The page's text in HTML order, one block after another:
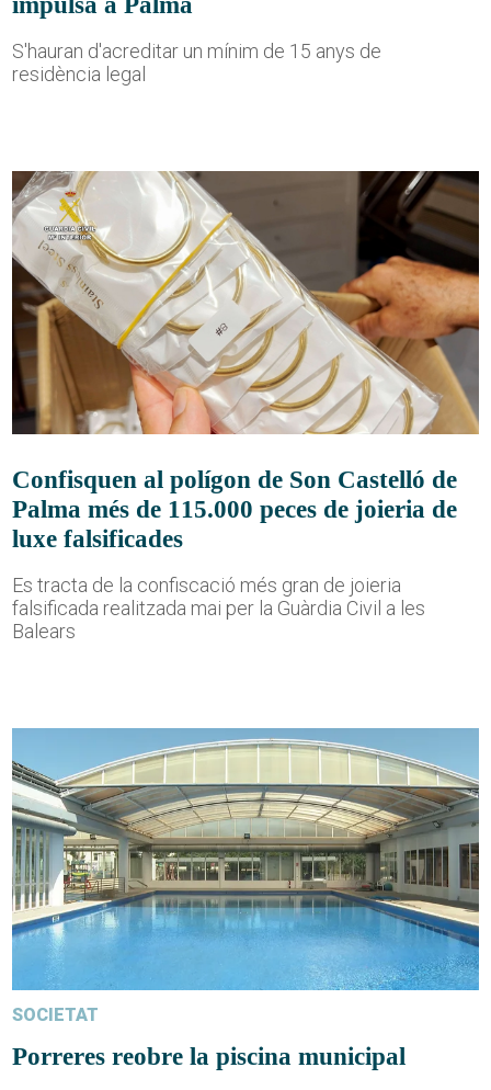
S'hauran d'acreditar un mínim de 15 anys de
residència legal
Confisquen al polígon de Son Castelló de
Palma més de 115.000 peces de joieria de
luxe falsificades
Es tracta de la confiscació més gran de joieria
falsificada realitzada mai per la Guàrdia Civil a les
Balears
SOCIETAT
Porreres reobre la piscina municipal